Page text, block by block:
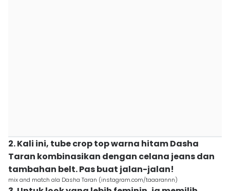
2. Kali ini, tube crop top warna hitam Dasha
Taran kombinasikan dengan celana jeans dan
tambahan belt. Pas buat jalan-jalan!
mix and match ala Dasha Taran (instagram.com/taaarannn)